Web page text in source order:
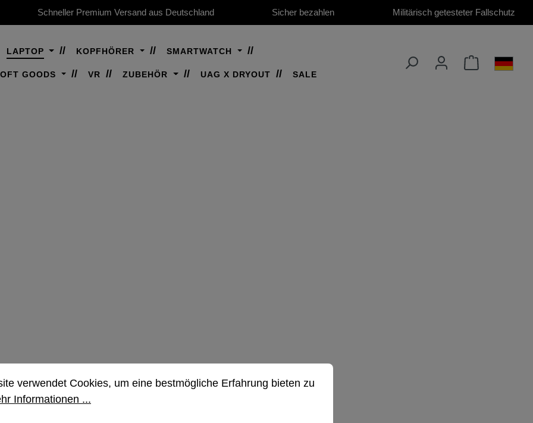
Schneller Premium Versand aus Deutschland Sicher bezahlen Militärisch getesteter Fallschutz
LAPTOP KOPFHÖRER SMARTWATCH
GOODS VR ZUBEHÖR UAG X DRYOUT SALE
verwendet Cookies, um eine bestmögliche Erfahrung bieten zu können.
verwendet Cookies, um eine bestmögliche Erfahrung bieten zu
Informationen ...